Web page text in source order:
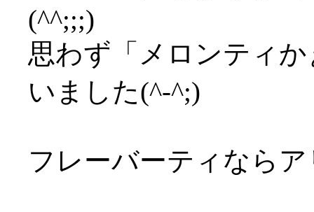
(^^;;;)
思わず「メロンティ
いました(^-^;)
フレーバーティなら